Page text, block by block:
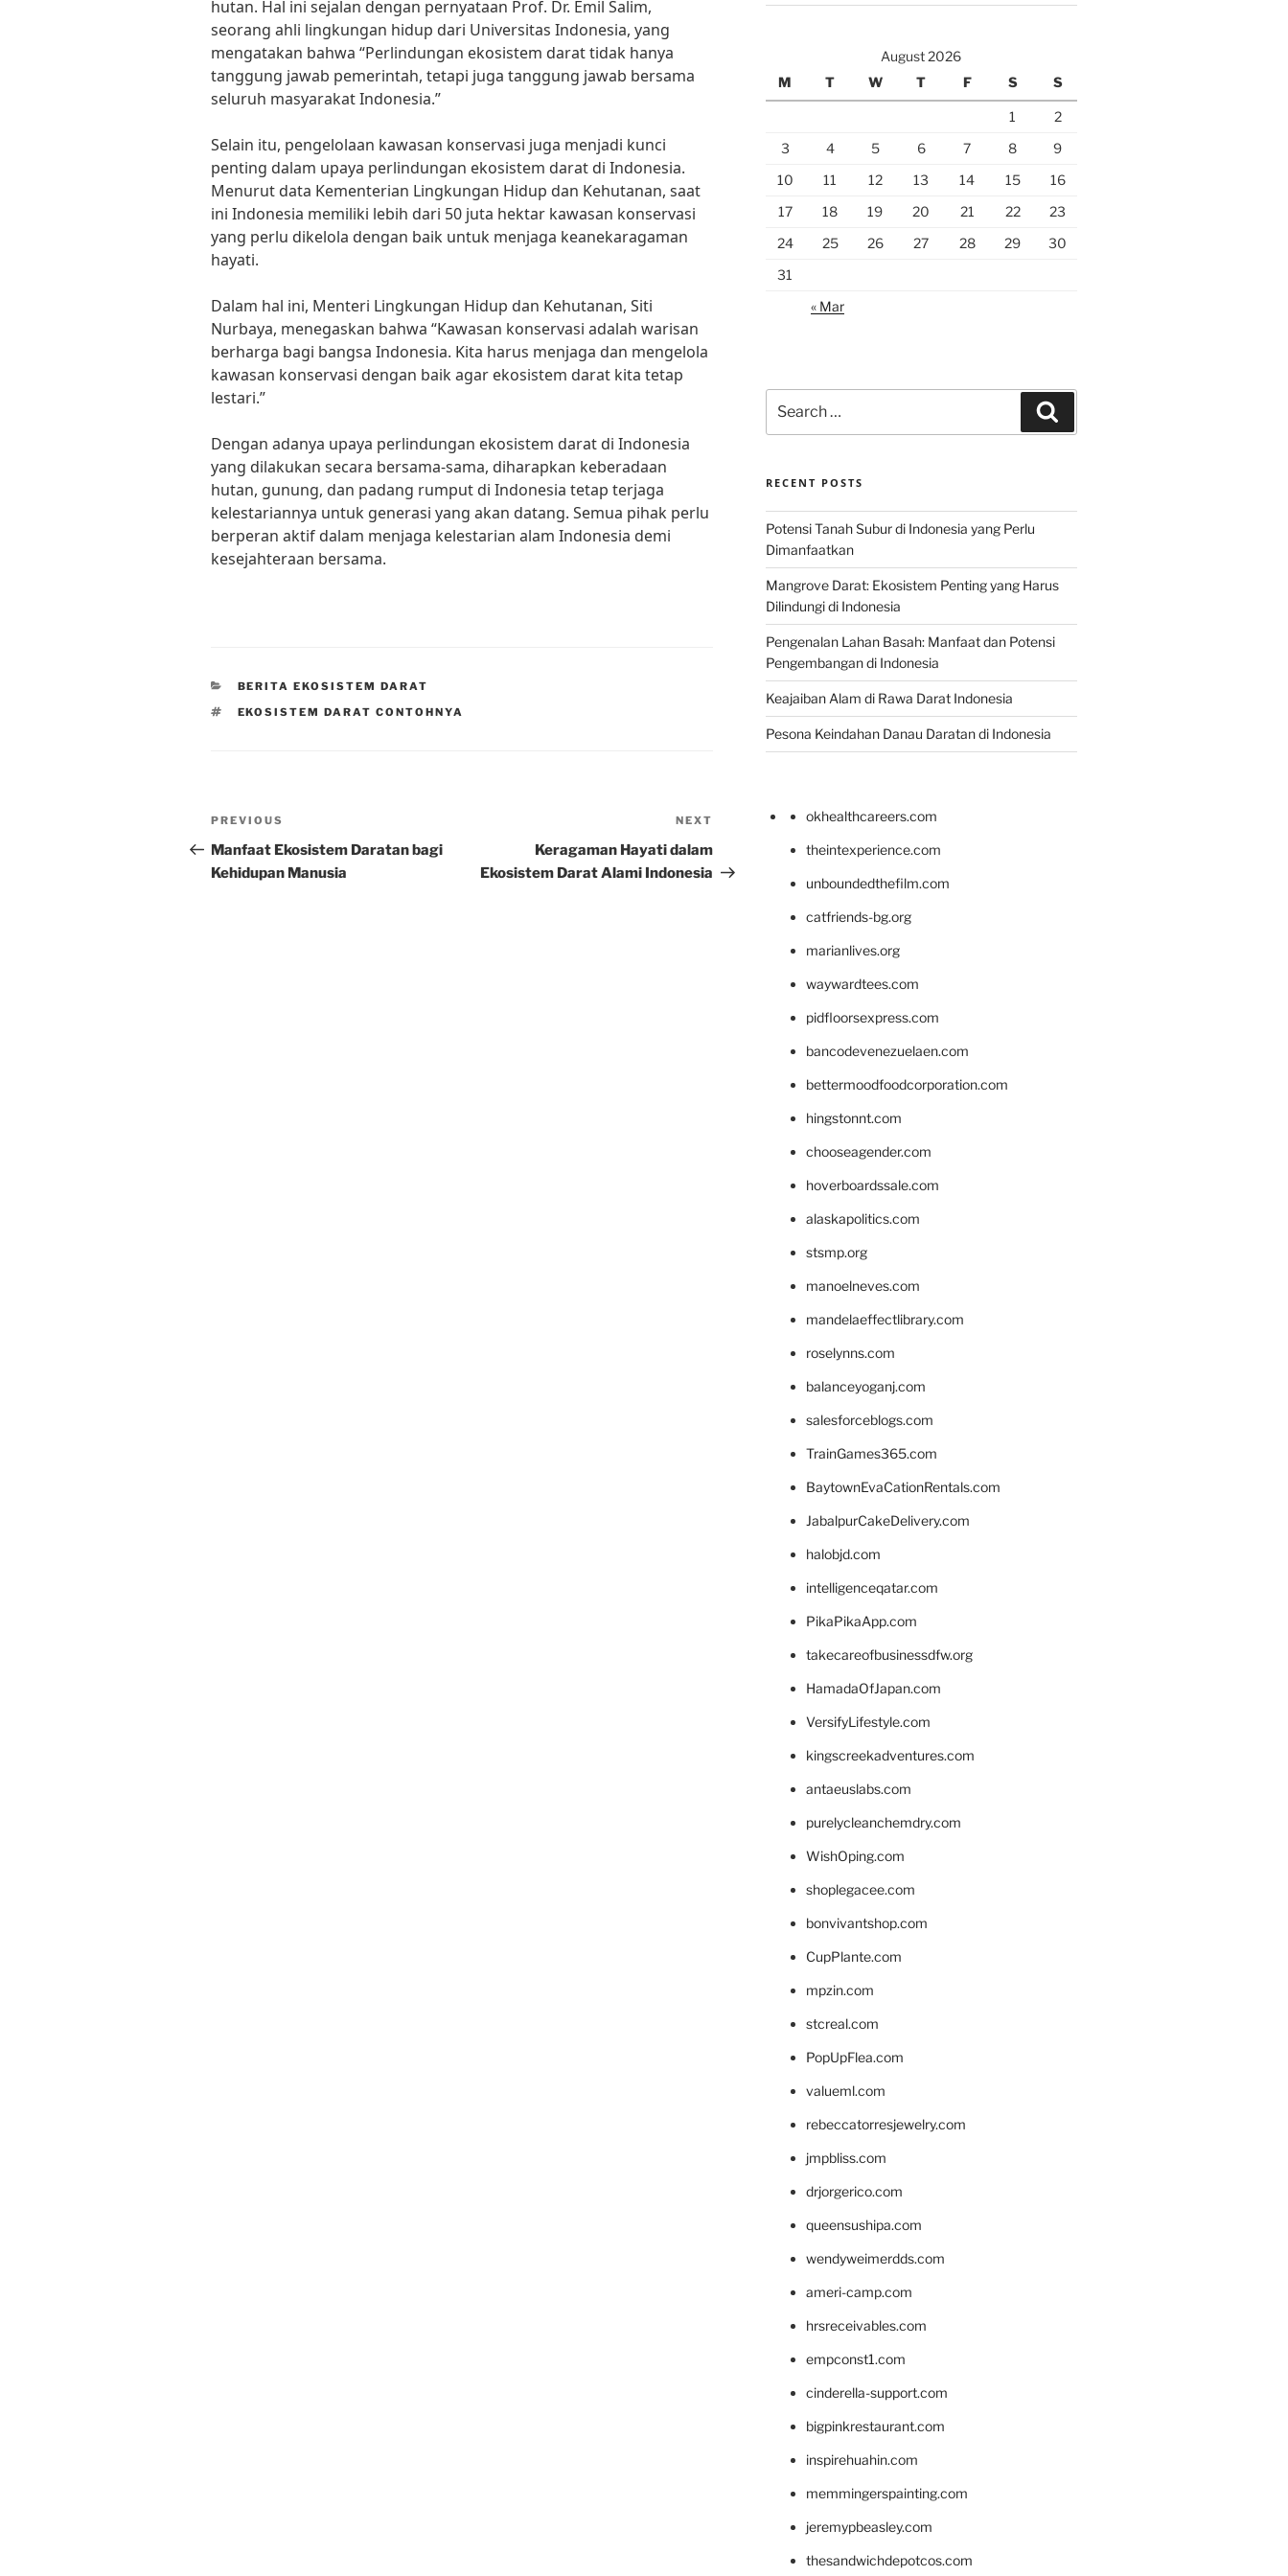
hutan. Hal ini sejalan dengan pernyataan Prof. Dr. Emil Salim,
seorang ahli lingkungan hidup dari Universitas Indonesia, yang
mengatakan bahwa “Perlindungan ekosistem darat tidak hanya
tanggung jawab pemerintah, tetapi juga tanggung jawab bersama
seluruh masyarakat Indonesia.”
Selain itu, pengelolaan kawasan konservasi juga menjadi kunci
penting dalam upaya perlindungan ekosistem darat di Indonesia.
Menurut data Kementerian Lingkungan Hidup dan Kehutanan, saat
ini Indonesia memiliki lebih dari 50 juta hektar kawasan konservasi
yang perlu dikelola dengan baik untuk menjaga keanekaragaman
hayati.
Dalam hal ini, Menteri Lingkungan Hidup dan Kehutanan, Siti
Nurbaya, menegaskan bahwa “Kawasan konservasi adalah warisan
berharga bagi bangsa Indonesia. Kita harus menjaga dan mengelola
kawasan konservasi dengan baik agar ekosistem darat kita tetap
lestari.”
Dengan adanya upaya perlindungan ekosistem darat di Indonesia
yang dilakukan secara bersama-sama, diharapkan keberadaan
hutan, gunung, dan padang rumput di Indonesia tetap terjaga
kelestariannya untuk generasi yang akan datang. Semua pihak perlu
berperan aktif dalam menjaga kelestarian alam Indonesia demi
kesejahteraan bersama.
CATEGORIES
BERITA EKOSISTEM DARAT
TAGS
EKOSISTEM DARAT CONTOHNYA
Post
navigation
Previous
Post
PREVIOUS
Manfaat Ekosistem Daratan bagi
Kehidupan Manusia
Post
NEXT
Keragaman Hayati dalam
Ekosistem Darat Alami Indonesia
August 2026
M
T W T F S S
1
2
3
4 5 6 7 8
9
10
11 12 13 14 15
16
17
18 19 20 21 22
23
24
25 26 27 28 29
30
31
« Mar
for:
RECENT POSTS
Potensi Tanah Subur di Indonesia yang Perlu
Dimanfaatkan
Mangrove Darat: Ekosistem Penting yang Harus
Dilindungi di Indonesia
Pengenalan Lahan Basah: Manfaat dan Potensi
Pengembangan di Indonesia
Keajaiban Alam di Rawa Darat Indonesia
Pesona Keindahan Danau Daratan di Indonesia
okhealthcareers.com
theintexperience.com
unboundedthefilm.com
catfriends-bg.org
marianlives.org
waywardtees.com
pidfloorsexpress.com
bancodevenezuelaen.com
bettermoodfoodcorporation.com
hingstonnt.com
chooseagender.com
hoverboardssale.com
alaskapolitics.com
stsmp.org
manoelneves.com
mandelaeffectlibrary.com
roselynns.com
balanceyoganj.com
salesforceblogs.com
TrainGames365.com
BaytownEvaCationRentals.com
JabalpurCakeDelivery.com
halobjd.com
intelligenceqatar.com
PikaPikaApp.com
takecareofbusinessdfw.org
HamadaOfJapan.com
VersifyLifestyle.com
kingscreekadventures.com
antaeuslabs.com
purelycleanchemdry.com
WishOping.com
shoplegacee.com
bonvivantshop.com
CupPlante.com
mpzin.com
stcreal.com
PopUpFlea.com
valueml.com
rebeccatorresjewelry.com
jmpbliss.com
drjorgerico.com
queensushipa.com
wendyweimerdds.com
ameri-camp.com
hrsreceivables.com
empconst1.com
cinderella-support.com
bigpinkrestaurant.com
inspirehuahin.com
memmingerspainting.com
jeremypbeasley.com
thesandwichdepotcos.com